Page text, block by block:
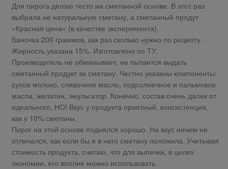
Для пирога делаю тесто на сметанной основе. В этот раз
выбрала не натуральную сметану, а сметанный продут
«Красная цена» (в качестве эксперимента).
Баночка 200 граммов, как раз сколько нужно по рецепту.
Жирность указана 15%. Изготовлено по ТУ.
Производитель не обманывает, не пытается выдать
сметанный продукт за сметану. Честно указаны компоненты:
сухое молоко, сливочное масло, подсолнечное и пальмовое
масла, желатин, эмульгатор. Конечно, состав очень далек от
идеального, НО! Вкус у продукта приятный, консистенция,
как у 10% сметаны.
Пирог на этой основе поднялся хорошо. На вкус ничем не
отличался, как если бы я в него сметану положила. Учитывая
стоимость продукта, считаю, что для выпечки, в целях
экономии, его вполне можно использовать.